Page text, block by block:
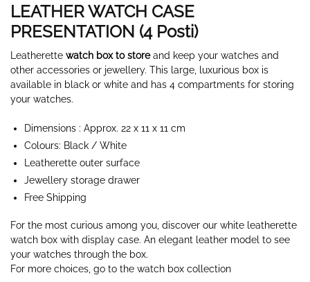
LEATHER WATCH CASE
PRESENTATION (4 Posti)
Leatherette watch box to storeand keep your watches and
other accessories or jewellery. This large, luxurious box is
available in black or white and has 4 compartments for storing
your watches.
Dimensions : Approx. 22 x 11 x 11 cm
Colours: Black / White
Leatherette outer surface
Jewellery storage drawer
Free Shipping
For the most curious among you, discover our white leatherette
watch box with display case. An elegant leather model to see
your watches through the box.
For more choices, go to the watch box collection